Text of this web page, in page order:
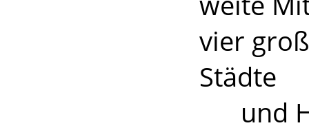
vier
Städte
und